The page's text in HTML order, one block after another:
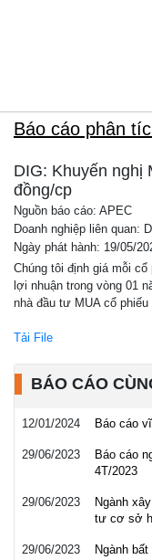
VNINDEX
Báo cáo phân
DIG: Khuyến nghị
đồng/cp
Nguồn báo cáo: APEC
Doanh nghiệp liên quan:
Ngày phát hành: 19/05/
Chúng tôi định giá mỗi
lợi nhuận trong vòng 01
Tải File
BÁO CÁO
Báo cáo vĩ
29/06/2023
Báo cáo
4T/2023
29/06/2023
Ngành